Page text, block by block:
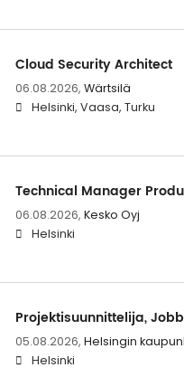
Cloud Security Architect
06.08.2026, Wärtsilä
Helsinki, Vaasa, Turku
Technical Manager
06.08.2026, Kesko Oyj
Helsinki
Projektisuunnittelija,
05.08.2026, Helsingin
Helsinki